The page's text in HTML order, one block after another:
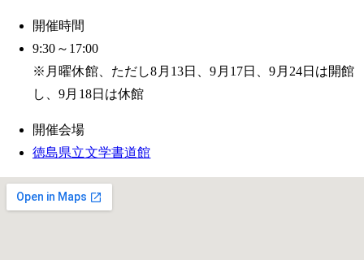
開催時間
9:30～17:00
※月曜休館、ただし8月13日、9月17日、9月24日は開館
し、9月18日は休館
開催会場
徳島県立文学書道館